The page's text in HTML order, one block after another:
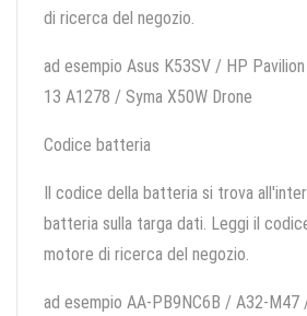
di ricerca del negozio.
ad esempio Asus K53SV / HP
13 A1278 / Syma X50W Drone
Codice batteria
Il codice della batteria si trova
batteria sulla targa dati. Leggi il
motore di ricerca del negozio.
ad esempio AA-PB9NC6B / A32-